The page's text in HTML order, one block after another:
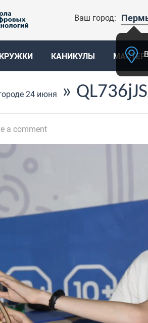
Ваш город:
КРУЖКИ КАНИКУЛЫ
24 июня »
a comment